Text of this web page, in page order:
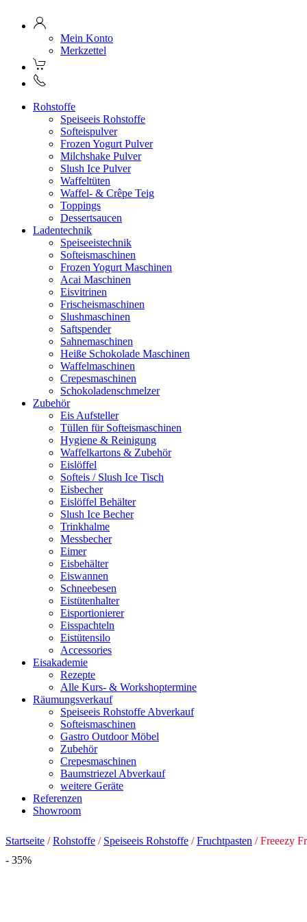
Mein Konto
Merkzettel
Rohstoffe
Speiseeis Rohstoffe
Softeispulver
Frozen Yogurt Pulver
Milchshake Pulver
Slush Ice Pulver
Waffeltüten
Waffel- & Crêpe Teig
Toppings
Dessertsaucen
Ladentechnik
Speiseeistechnik
Softeismaschinen
Frozen Yogurt Maschinen
Acai Maschinen
Eisvitrinen
Frischeismaschinen
Slushmaschinen
Saftspender
Sahnemaschinen
Heiße Schokolade Maschinen
Waffelmaschinen
Crepesmaschinen
Schokoladenschmelzer
Zubehör
Eis Aufsteller
Tüllen für Softeismaschinen
Hygiene & Reinigung
Waffelkartons & Zubehör
Eislöffel
Softeis / Slush Ice Tisch
Eisbecher
Eislöffel Behälter
Slush Ice Becher
Trinkhalme
Messbecher
Eimer
Eisbehälter
Eiswannen
Schneebesen
Eistütenhalter
Eisportionierer
Eisspachteln
Eistütensilo
Accessories
Eisakademie
Rezepte
Alle Kurs- & Workshoptermine
Räumungsverkauf
Speiseeis Rohstoffe Abverkauf
Softeismaschinen
Gastro Outdoor Möbel
Zubehör
Crepesmaschinen
Baumstriezel Abverkauf
weitere Geräte
Referenzen
Showroom
Startseite /Rohstoffe / Speiseeis Rohstoffe /Fruchtpasten / Freeezy
- 35%